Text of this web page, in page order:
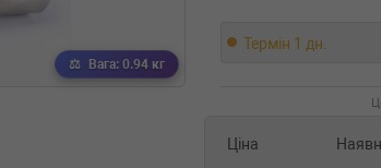
Вага: 0.94 кг
Термін 1 дн.
Ціна